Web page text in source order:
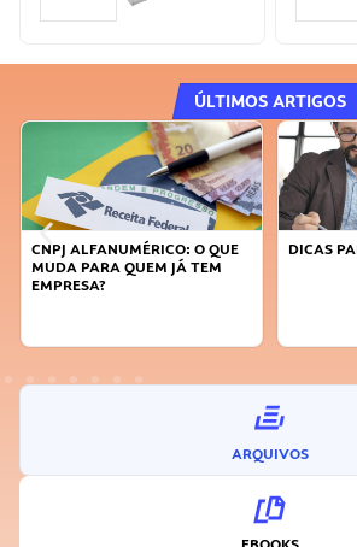
ÚLTIMOS ARTIGOS
CNPJ ALFANUMÉRICO: O QUE
MUDA PARA QUEM JÁ TEM
EMPRESA?
DICAS
ARQUIVOS